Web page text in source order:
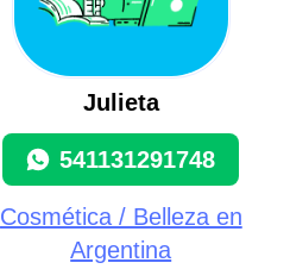
Julieta
541131291748
Cosmética / Belleza en
Argentina